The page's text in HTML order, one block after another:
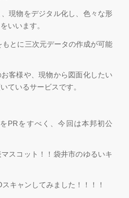
現物をデジタル化し、色々な形
いいます。
とに三次元データの作成が可能
客様や、現物から図面化したい
ているサービスです。
PRをすべく、今回は本邦初公
スコット！！袋井市のゆるいキ
キャンしてみました！！！！